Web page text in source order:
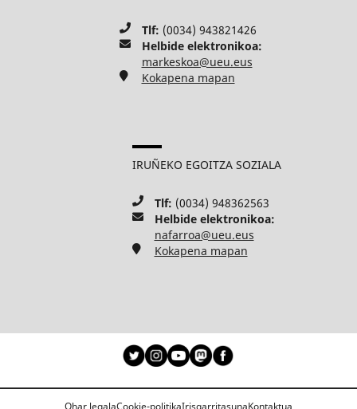
Tlf: (0034) 943821426
Helbide elektronikoa:
markeskoa@ueu.eus
Kokapena mapan
IRUÑEKO EGOITZA SOZIALA
Tlf: (0034) 948362563
Helbide elektronikoa:
nafarroa@ueu.eus
Kokapena mapan